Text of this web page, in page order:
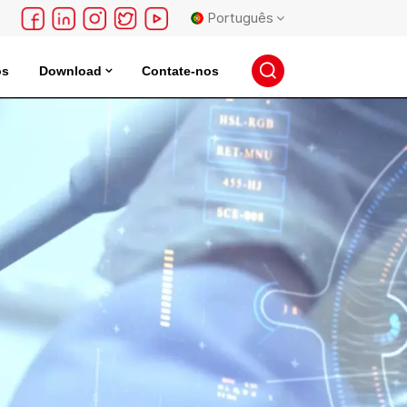
Português
English
français
русский
español
português
日本語
Download Contate-nos